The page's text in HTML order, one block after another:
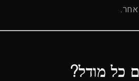
אחר.
כל מודל?